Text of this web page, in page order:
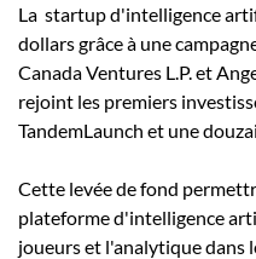
La startup d'intelligence
dollars grâce à une
Canada Ventures L.P. et
rejoint les premiers
TandemLaunch et une
Cette levée de fond
plateforme d'intelligence
joueurs et l'analytique dans